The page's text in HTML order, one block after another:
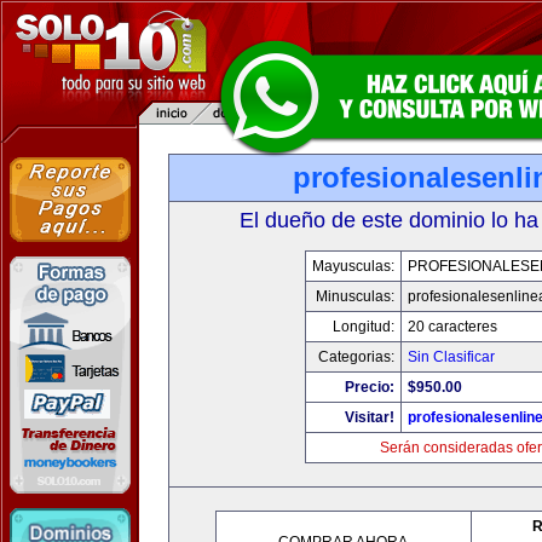
El dueño de este dominio lo
Mayusculas:
Minusculas:
Longitud:
20 caracteres
Categorias:
Sin Clasificar
Precio:
$950.00
Visitar!
Serán consideradas